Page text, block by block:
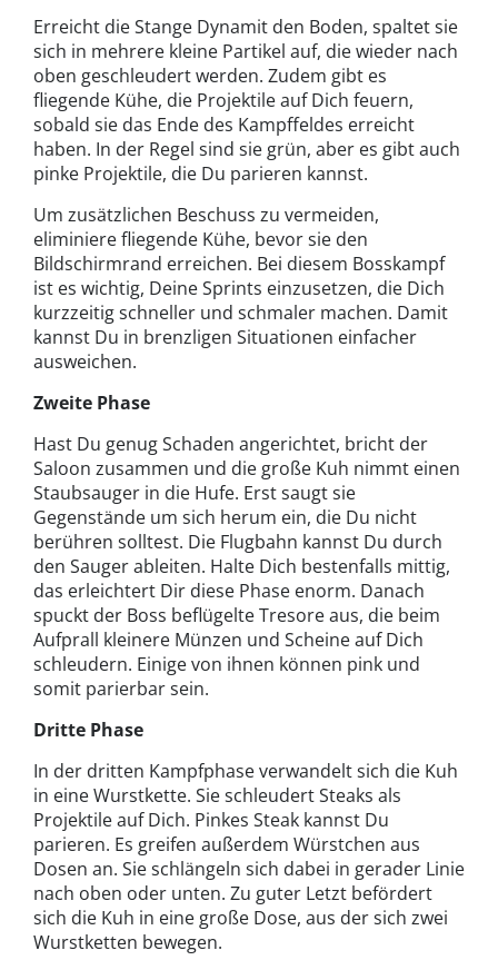
Erreicht die Stange Dynamit den Boden, spaltet sie
sich in mehrere kleine Partikel auf, die wieder nach
oben geschleudert werden. Zudem gibt es
fliegende Kühe, die Projektile auf Dich feuern,
sobald sie das Ende des Kampffeldes erreicht
haben. In der Regel sind sie grün, aber es gibt auch
pinke Projektile, die Du parieren kannst.
Um zusätzlichen Beschuss zu vermeiden,
eliminiere fliegende Kühe, bevor sie den
Bildschirmrand erreichen. Bei diesem Bosskampf
ist es wichtig, Deine Sprints einzusetzen, die Dich
kurzzeitig schneller und schmaler machen. Damit
kannst Du in brenzligen Situationen einfacher
ausweichen.
Zweite Phase
Hast Du genug Schaden angerichtet, bricht der
Saloon zusammen und die große Kuh nimmt einen
Staubsauger in die Hufe. Erst saugt sie
Gegenstände um sich herum ein, die Du nicht
berühren solltest. Die Flugbahn kannst Du durch
den Sauger ableiten. Halte Dich bestenfalls mittig,
das erleichtert Dir diese Phase enorm. Danach
spuckt der Boss beflügelte Tresore aus, die beim
Aufprall kleinere Münzen und Scheine auf Dich
schleudern. Einige von ihnen können pink und
somit parierbar sein.
Dritte Phase
In der dritten Kampfphase verwandelt sich die Kuh
in eine Wurstkette. Sie schleudert Steaks als
Projektile auf Dich. Pinkes Steak kannst Du
parieren. Es greifen außerdem Würstchen aus
Dosen an. Sie schlängeln sich dabei in gerader Linie
nach oben oder unten. Zu guter Letzt befördert
sich die Kuh in eine große Dose, aus der sich zwei
Wurstketten bewegen.